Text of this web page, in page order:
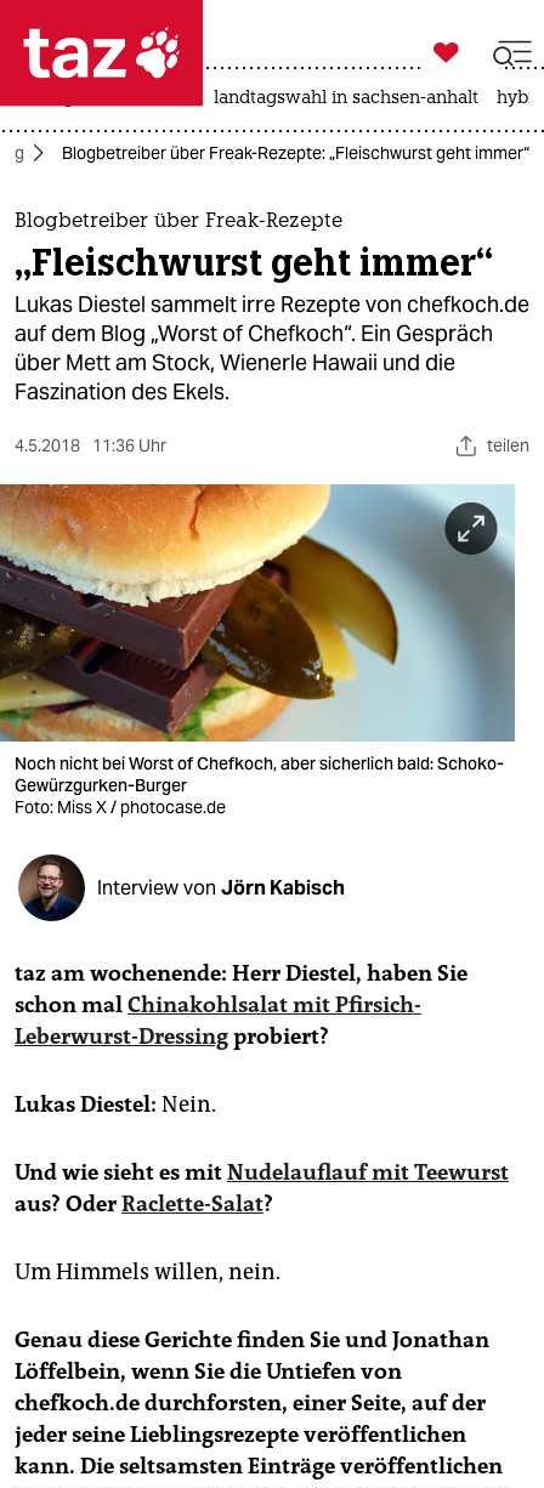
 taz zahl ich
taz zahl ich
themen
politik
öko
gesellschaft
kultur
sport
berlin
nord
wahrheit
verlag
verlag
veranstaltungen
shop
fragen & hilfe
abo
genossenschaft
epaper login

taz zahl ich
landtagswahl in sachsen-anhalt
Blogbetreiber über Freak-Rezepte: „Fleischwurst geht immer“
Blogbetreiber über Freak-Rezepte
„Fleischwurst geht immer“
Lukas Diestel sammelt irre Rezepte von chefkoch.de
auf dem Blog „Worst of Chefkoch“. Ein Gespräch
über Mett am Stock, Wienerle Hawaii und die
Faszination des Ekels.
4.5.2018 11:36 Uhr teilen
Noch nicht bei Worst of Chefkoch, aber sicherlich bald: Schoko-
Gewürzgurken-Burger
Foto: Miss X / photocase.de
Interview von Jörn Kabisch
taz am wochenende: Herr Diestel, haben Sie
schon malChinakohlsalat mit Pfirsich-
Leberwurst-Dressingprobiert?
Lukas Diestel: Nein.
Und wie sieht es mitNudelauflauf mit Teewurst
aus? OderRaclette-Salat?
Um Himmels willen, nein.
Genau diese Gerichte finden Sie und Jonathan
Löffelbein, wenn Sie die Untiefen von
chefkoch.de durchforsten, einer Seite, auf der
jeder seine Lieblingsrezepte veröffentlichen
kann. Die seltsamsten Einträge veröffentlichen